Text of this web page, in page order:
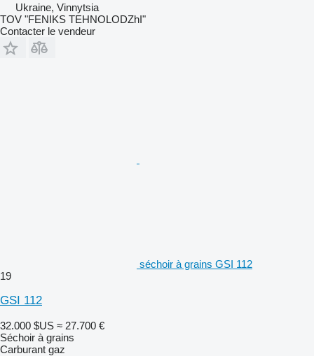
Ukraine, Vinnytsia
TOV "FENIKS TEHNOLODZhI"
Contacter le vendeur
séchoir à grains GSI 112
19
GSI 112
32.000 $US ≈ 27.700 €
Séchoir à grains
Carburant gaz